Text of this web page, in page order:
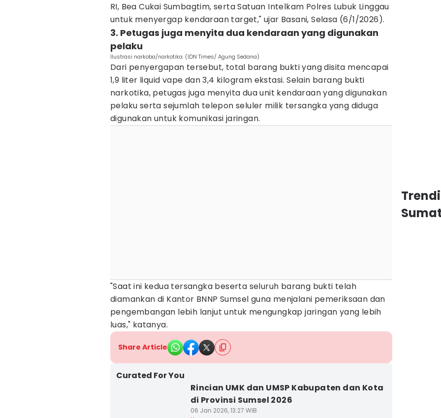
RI, Bea Cukai Sumbagtim, serta Satuan Intelkam Polres Lubuk Linggau
untuk menyergap kendaraan target," ujar Basani, Selasa (6/1/2026).
3. Petugas juga menyita dua kendaraan yang digunakan
pelaku
Ilustrasi narkoba/narkotika. (IDN Times/ Agung Sedana)
Dari penyergapan tersebut, total barang bukti yang disita mencapai
1,9 liter liquid vape dan 3,4 kilogram ekstasi. Selain barang bukti
narkotika, petugas juga menyita dua unit kendaraan yang digunakan
pelaku serta sejumlah telepon seluler milik tersangka yang diduga
digunakan untuk komunikasi jaringan.
"Saat ini kedua tersangka beserta seluruh barang bukti telah
diamankan di Kantor BNNP Sumsel guna menjalani pemeriksaan dan
pengembangan lebih lanjut untuk mengungkap jaringan yang lebih
luas," katanya.
Share Article
Curated For You
Rincian UMK dan UMSP Kabupaten dan Kota
di Provinsi Sumsel 2026
06 Jan 2026, 13:27 WIB